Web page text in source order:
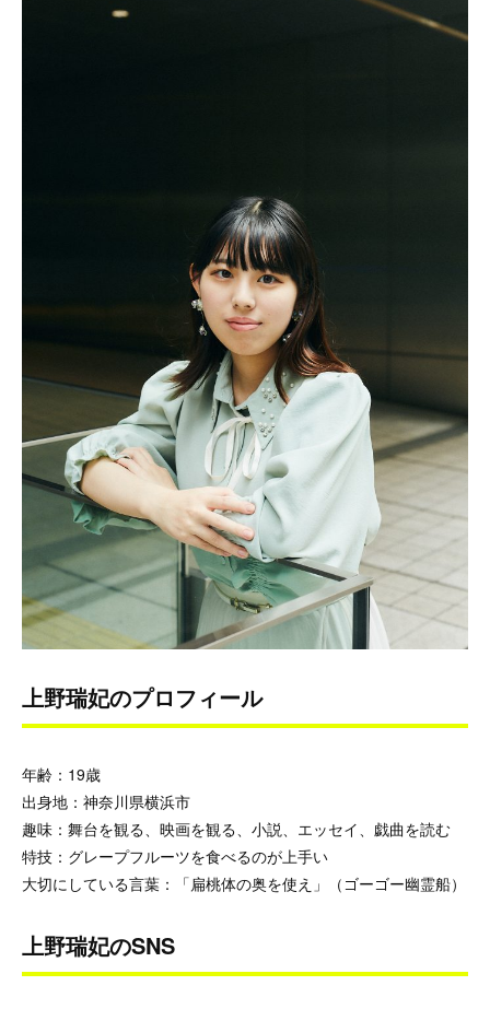
上野瑞妃のプロフィール
年齢：19歳
出身地：神奈川県横浜市
趣味：舞台を観る、映画を観る、小説、エッセイ、戯曲を読む
特技：グレープフルーツを食べるのが上手い
大切にしている言葉：「扁桃体の奥を使え」（ゴーゴー幽霊船）
上野瑞妃のSNS